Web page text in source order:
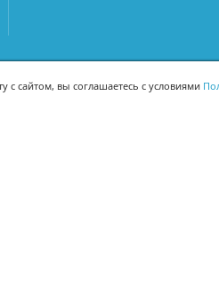
сайтом, вы соглашаетесь с условиями